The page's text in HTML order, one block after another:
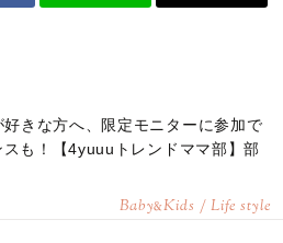
好きな方へ、限定モニターに参加で
スも！【4yuuuトレンドママ部】部
Baby&Kids / Life style